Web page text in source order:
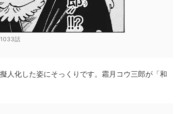
話
人化した姿にそっくりです。霜月コウ三郎が「和